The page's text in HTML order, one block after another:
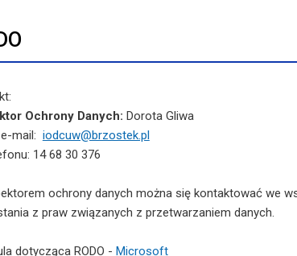
Ochrony Danych: Dorota Gliwa
mail: iodcuw@brzostek.pl
14 68 30 376
ochrony danych można się kontaktować we
z praw związanych z przetwarzaniem danych.
dotycząca RODO - Microsoft